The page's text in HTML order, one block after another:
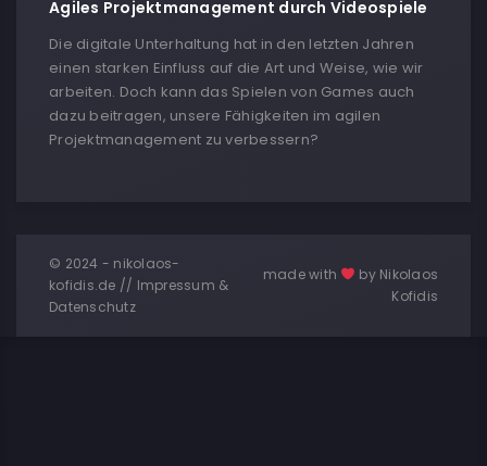
Agiles Projektmanagement durch Videospiele
Die digitale Unterhaltung hat in den letzten Jahren
einen starken Einfluss auf die Art und Weise, wie wir
arbeiten. Doch kann das Spielen von Games auch
dazu beitragen, unsere Fähigkeiten im agilen
Projektmanagement zu verbessern?
© 2024 - nikolaos-
kofidis.de // Impressum &
Datenschutz
made with
by Nikolaos
Kofidis